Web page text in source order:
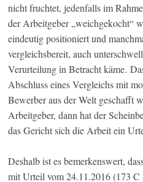
nicht fruchtet, jedenfalls im
der Arbeitgeber „weichgekocht“
eindeutig positioniert und
vergleichsbereit, auch
Verurteilung in Betracht käme.
Abschluss eines Vergleichs mit
Bewerber aus der Welt geschafft
Arbeitgeber, dann hat der
das Gericht sich die Arbeit ein
Deshalb ist es bemerkenswert,
mit Urteil vom 24.11.2016 (173